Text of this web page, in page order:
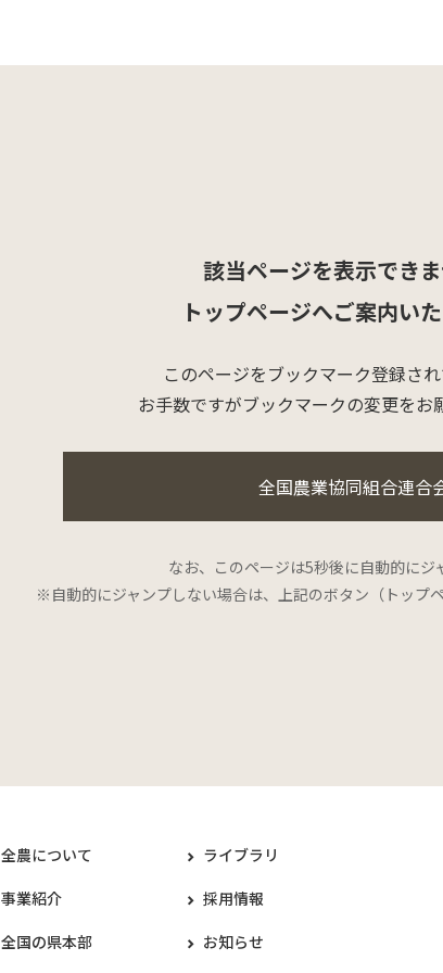
該当ページを表示できま
トップページへご案内いた
このページをブックマーク登録され
お手数ですがブックマークの変更をお
全国農業協同組合連合
なお、このページは5秒後に自動的にジ
※自動的にジャンプしない場合は、上記のボタン（トップ
全農について
事業紹介
全国の県本部
ライブラリ
採用情報
お知らせ